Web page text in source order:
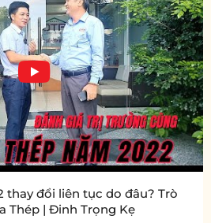
thay đổi liên tục do đâu? Trò
Thép | Đinh Trọng Kẹ